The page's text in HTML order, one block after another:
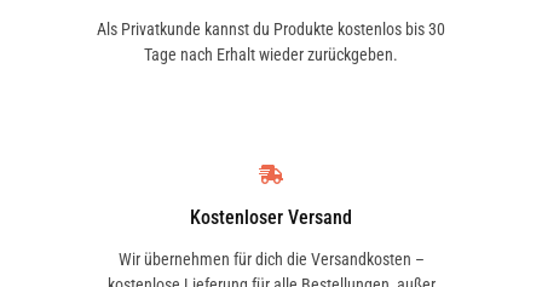
Als Privatkunde kannst du Produkte kostenlos bis 30
Tage nach Erhalt wieder zurückgeben.
Kostenloser Versand
Wir übernehmen für dich die Versandkosten –